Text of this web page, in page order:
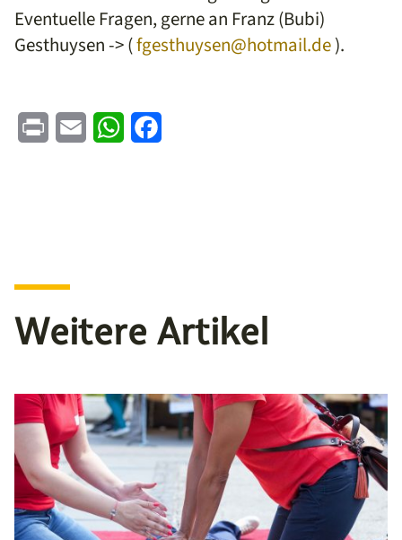
Eventuelle Fragen, gerne an Franz (Bubi)
Gesthuysen -> (fgesthuysen@hotmail.de).
Print Email WhatsApp
Weitere Artikel